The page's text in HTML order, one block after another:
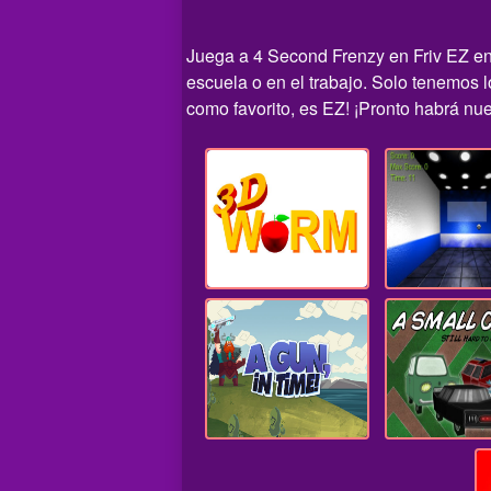
Juega a 4 Second Frenzy en Friv EZ
escuela o en el trabajo. Solo tenemos
como favorito, es EZ! ¡Pronto habrá